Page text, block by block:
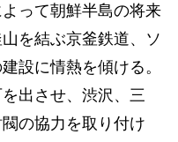
って朝鮮半島の将来
を結ぶ京釜鉄道、ソ
設に情熱を傾ける。
出させ、渋沢、三
の協力を取り付け